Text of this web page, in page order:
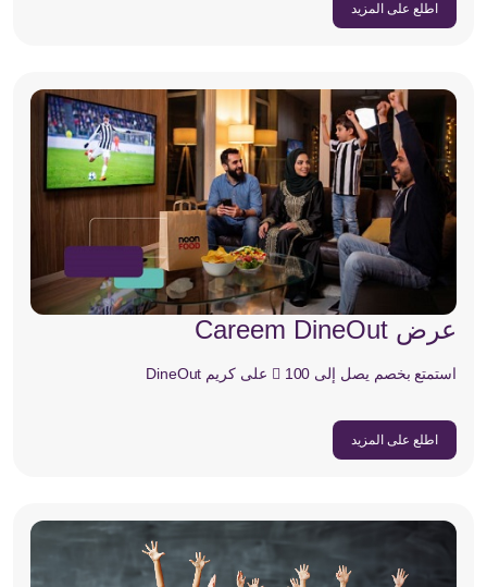
اطلع على المزيد
عرض Careem DineOut
استمتع بخصم يصل إلى 100  على كريم DineOut
اطلع على المزيد